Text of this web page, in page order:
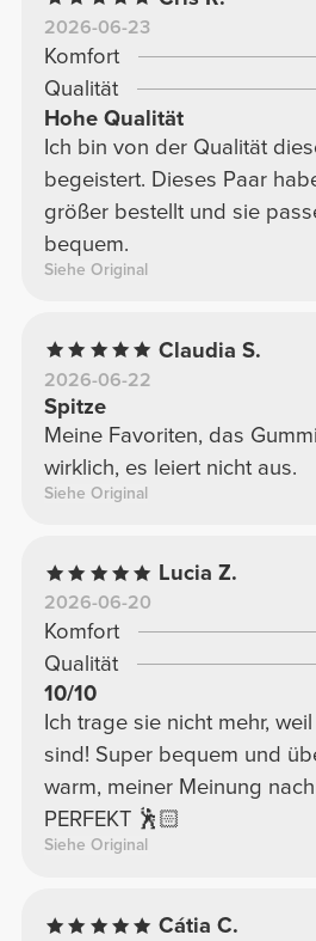
2026-06-23
Komfort
Qualität
Hohe Qualität
Ich bin von der Qualität
begeistert. Dieses Paar
größer bestellt und sie
bequem.
Siehe Original
Claudia S.
2026-06-22
Spitze
Meine Favoriten, das
wirklich, es leiert nicht aus.
Siehe Original
Lucia Z.
2026-06-20
Komfort
Qualität
10/10
Ich trage sie nicht mehr,
sind! Super bequem und
warm, meiner Meinung
PERFEKT 🕺🏻
Siehe Original
Cátia C.